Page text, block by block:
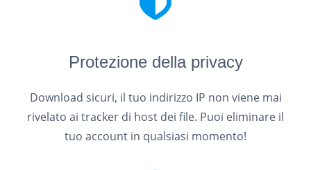
Protezione della privacy
Download sicuri, il tuo indirizzo IP non viene mai
rivelato ai tracker di host dei file. Puoi eliminare il
tuo account in qualsiasi momento!